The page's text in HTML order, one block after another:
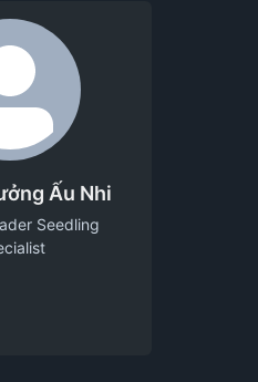
Ấu Nhi
Seedling